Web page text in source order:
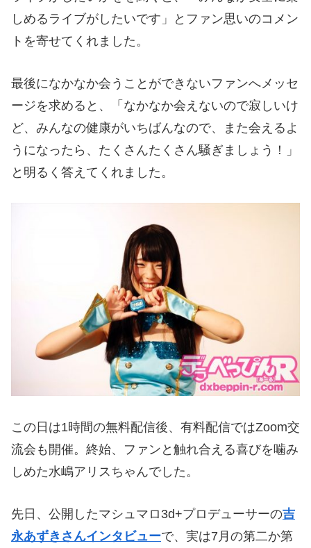
しめるライブがしたいです」とファン思いのコメン
トを寄せてくれました。
最後になかなか会うことができないファンへメッセ
ージを求めると、「なかなか会えないので寂しいけ
ど、みんなの健康がいちばんなので、また会えるよ
うになったら、たくさんたくさん騒ぎましょう！」
と明るく答えてくれました。
この日は1時間の無料配信後、有料配信ではZoom交
流会も開催。終始、ファンと触れ合える喜びを噛み
しめた水嶋アリスちゃんでした。
先日、公開したマシュマロ3d+プロデューサーの吉
永あずきさんインタビューで、実は7月の第二か第